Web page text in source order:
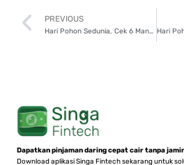
Prev
PREVIOUS
Hari Pohon Sedunia, Cek 6 Manfaat Menanam Pohon!
Dapatkan pinjaman daring cepat cair tanpa
Download aplikasi Singa Fintech sekarang untuk